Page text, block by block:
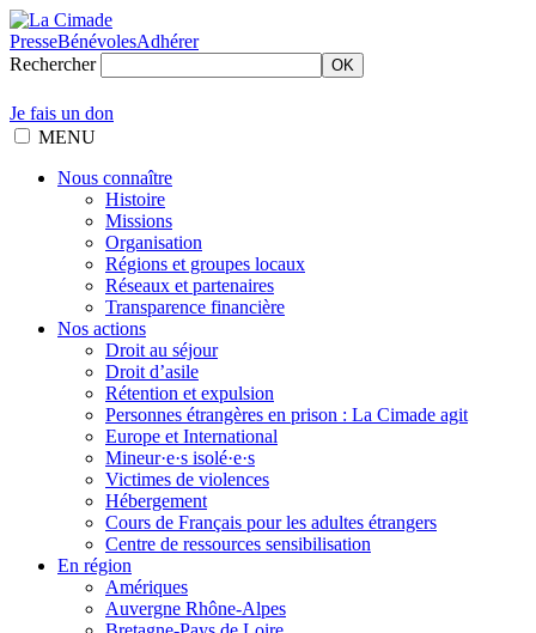
PresseBénévolesAdhérer
Rechercher
OK
Je fais un don
MENU
Nous connaître
Histoire
Missions
Organisation
Régions et groupes locaux
Réseaux et partenaires
Transparence financière
Nos actions
Droit au séjour
Droit d’asile
Rétention et expulsion
Personnes étrangères en prison : La Cimade agit
Europe et International
Mineur·e·s isolé·e·s
Victimes de violences
Hébergement
Cours de Français pour les adultes étrangers
Centre de ressources sensibilisation
En région
Amériques
Auvergne Rhône-Alpes